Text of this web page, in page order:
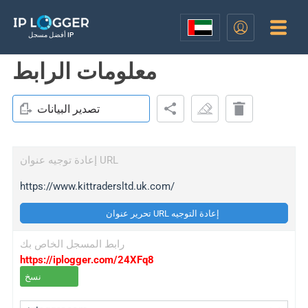
أفضل مسجل IP
معلومات الرابط
تصدير البيانات
إعادة توجيه عنوان URL
https://www.kittradersltd.uk.com/
تحرير عنوان URL إعادة التوجيه
رابط المسجل الخاص بك
https://iplogger.com/24XFq8
نسخ